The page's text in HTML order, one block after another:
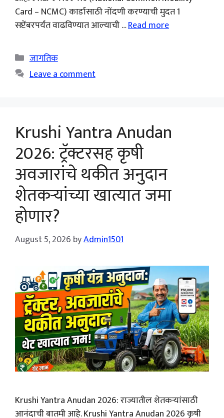
Card – NCMC) कार्डासाठी नोंदणी करण्याची मुदत 1
सप्टेंबरपर्यंत वाढविण्यात आल्याची …Read more
Categories
जागतिक
Leave a comment
Krushi Yantra Anudan
2026: ट्रॅक्टरसह कृषी
अवजारांचे थकीत अनुदान
शेतकऱ्यांच्या खात्यात जमा
होणार?
August 5, 2026 byAdmin1501
Krushi Yantra Anudan 2026: राज्यातील शेतकऱ्यांसाठी
आनंदाची बातमी आहे. Krushi Yantra Anudan 2026 कृषी